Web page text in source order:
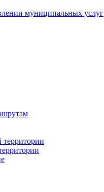
муниципальных услуг
территории